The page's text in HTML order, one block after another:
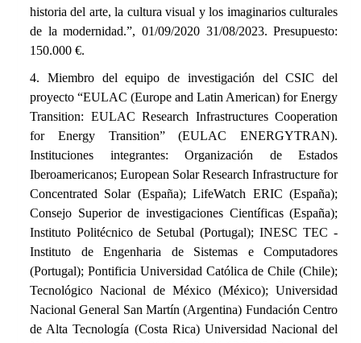
historia del arte, la cultura visual y los imaginarios culturales
de la modernidad.”, 01/09/2020 31/08/2023.Presupuesto:
150.000 €.
4. Miembro del equipo de investigación del CSIC del
proyecto “EULAC (Europe and Latin American)for Energy
Transition: EULAC Research Infrastructures Cooperation
for Energy Transition” (EULAC ENERGYTRAN).
Instituciones integrantes: Organización de Estados
Iberoamericanos; European Solar Research Infrastructure for
Concentrated Solar (España); LifeWatch ERIC (España);
Consejo Superior de investigaciones Científicas (España);
Instituto Politécnico de Setubal (Portugal); INESC TEC -
Instituto de Engenharia de Sistemas e Computadores
(Portugal); Pontificia Universidad Católica de Chile (Chile);
Tecnológico Nacional de México (México); Universidad
Nacional General San Martín (Argentina) Fundación Centro
de Alta Tecnología (Costa Rica) Universidad Nacional del